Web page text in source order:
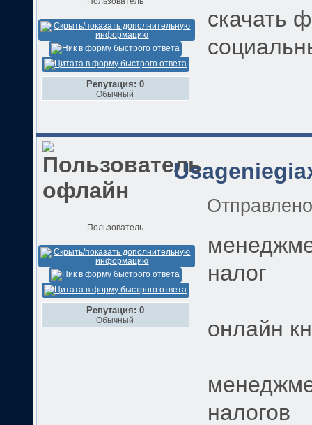
Репутация: 0
Обычный
скачать
Пользователь
Репутация: 0
Обычный
налог
онлайн
налогов